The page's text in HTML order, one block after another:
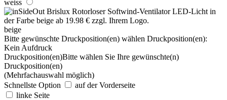
weiss
beige
Bitte gewünschte Druckposition(en) wählen Druckposition(en):
Kein Aufdruck
Druckposition(en)Bitte wählen Sie Ihre gewünschte(n)
Druckposition(en)
(Mehrfachauswahl möglich)
Schnellste Option
auf der Vorderseite
linke Seite